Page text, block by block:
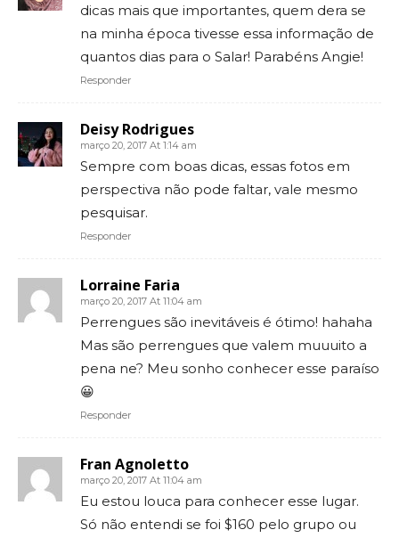
dicas mais que importantes, quem dera se
na minha época tivesse essa informação de
quantos dias para o Salar! Parabéns Angie!
Responder
Deisy Rodrigues
março 20, 2017 At 1:14 am
Sempre com boas dicas, essas fotos em
perspectiva não pode faltar, vale mesmo
pesquisar.
Responder
Lorraine Faria
março 20, 2017 At 11:04 am
Perrengues são inevitáveis é ótimo! hahaha
Mas são perrengues que valem muuuito a
pena ne? Meu sonho conhecer esse paraíso
😀
Responder
Fran Agnoletto
março 20, 2017 At 11:04 am
Eu estou louca para conhecer esse lugar.
Só não entendi se foi $160 pelo grupo ou